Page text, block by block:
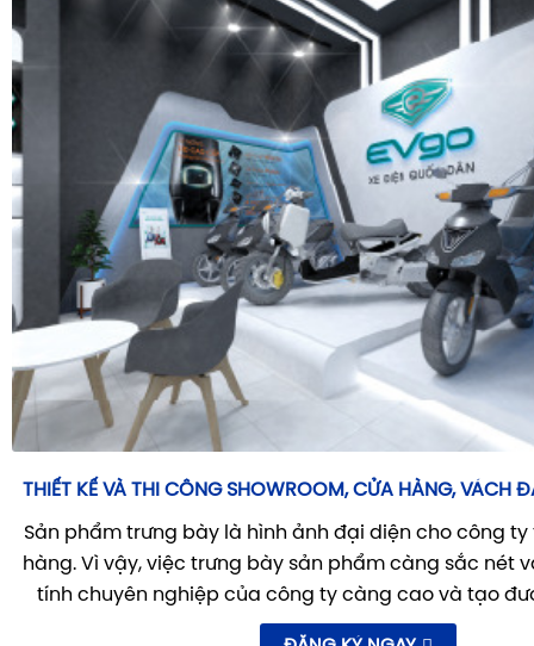
THIẾT KẾ VÀ THI CÔNG SHOWROOM, CỬA HÀNG, VÁCH
Sản phẩm trưng bày là hình ảnh đại diện cho công
hàng. Vì vậy, việc trưng bày sản phẩm càng sắc nét
tính chuyên nghiệp của công ty càng cao và tạo